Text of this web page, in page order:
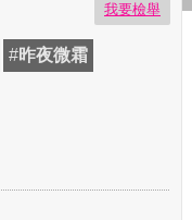
我要檢舉
#昨夜微霜